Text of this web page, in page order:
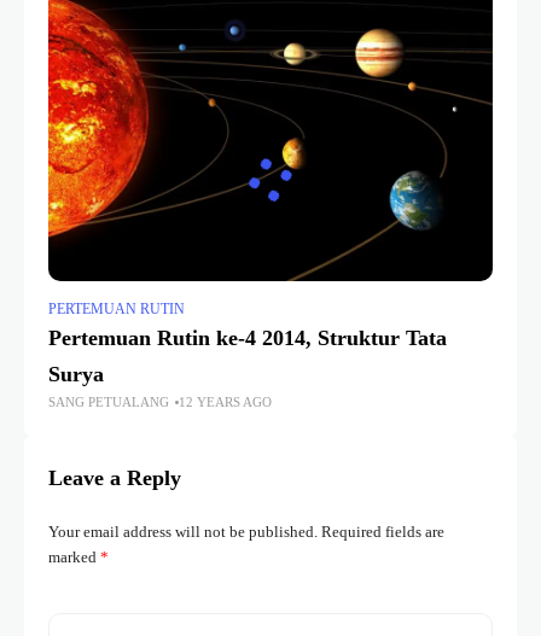
PERTEMUAN RUTIN
Pertemuan Rutin ke-4 2014, Struktur Tata
Surya
SANG PETUALANG 12 YEARS AGO
Leave a Reply
Your email address will not be published. Required fields are
marked *